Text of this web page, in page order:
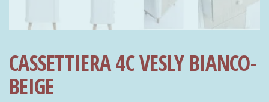
CASSETTIERA 4C VESLY BIANCO-
BEIGE